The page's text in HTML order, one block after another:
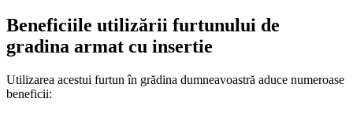
Beneficiile utilizării furtunului de
gradina armat cu insertie
Utilizarea acestui furtun în grădina dumneavoastră aduce numeroase
beneficii: